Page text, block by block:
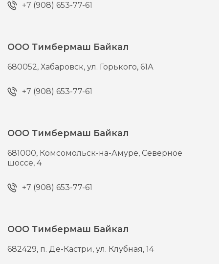
+7 (908) 653-77-61
ООО Тимбермаш Байкал
680052,Хабаровск,ул. Горького, 61А
+7 (908) 653-77-61
ООО Тимбермаш Байкал
681000, Комсомольск-на-Амуре, Северное
шоссе, 4
+7 (908) 653-77-61
ООО Тимбермаш Байкал
682429, п. Де-Кастри,ул. Клубная, 14